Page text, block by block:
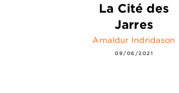
La Cité des
Jarres
Arnaldur Indridason
09/06/2021